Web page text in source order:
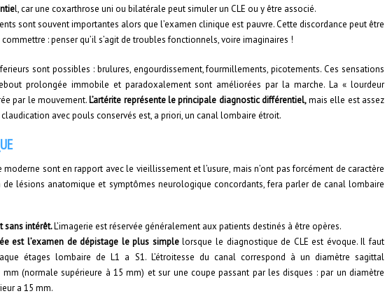
l, car une coxarthrose uni ou bilatérale peut simuler un CLE ou y être associé.
sont souvent importantes alors que l’examen clinique est pauvre. Cette discordance peut être
commettre : penser qu’il s’agit de troubles fonctionnels, voire imaginaires !
sont possibles : brulures, engourdissement, fourmillements, picotements. Ces sensations
prolongée immobile et paradoxalement sont améliorées par la marche. La « lourdeur
par le mouvement. L’artérite représente le principale diagnostic différentiel,mais elle est assez
avec pouls conservés est, a priori, un canal lombaire étroit.
sont en rapport avec le vieillissement et l’usure, mais n’ont pas forcément de caractère
de lésions anatomique et symptômes neurologique concordants, fera parler de canal lombaire
sans intérêt.L’imagerie est réservée généralement aux patients destinés à être opères.
est l’examen de dépistage le plus simplelorsque le diagnostique de CLE est évoque. Il faut
étages lombaire de L1 a S1. L’étroitesse du canal correspond à un diamètre sagittal
(normale supérieure à 15 mm) et sur une coupe passant par les disques : par un diamètre
a 15 mm.